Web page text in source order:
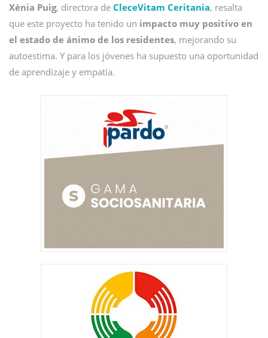
Xènia Puig, directora de CleceVitam Ceritania, resalta
que este proyecto ha tenido un impacto muy positivo en
el estado de ánimo de los residentes, mejorando su
autoestima. Y para los jóvenes ha supuesto una oportunidad
de aprendizaje y empatía.